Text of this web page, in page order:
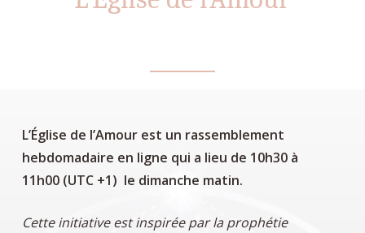
L’Église de l’Amour est un rassemblement
hebdomadaire en ligne qui a lieu de 10h30 à
11h00 (UTC +1) le dimanche matin.
Cette initiative est inspirée par la prophétie